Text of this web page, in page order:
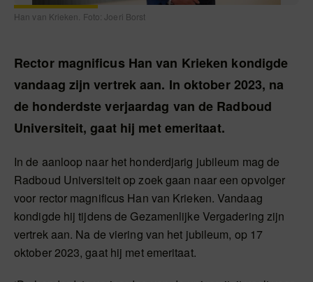
Han van Krieken. Foto: Joeri Borst
Rector magnificus Han van Krieken kondigde
vandaag zijn vertrek aan. In oktober 2023, na
de honderdste verjaardag van de Radboud
Universiteit, gaat hij met emeritaat.
In de aanloop naar het honderdjarig jubileum mag de
Radboud Universiteit op zoek gaan naar een opvolger
voor rector magnificus Han van Krieken. Vandaag
kondigde hij tijdens de Gezamenlijke Vergadering zijn
vertrek aan. Na de viering van het jubileum, op 17
oktober 2023, gaat hij met emeritaat.